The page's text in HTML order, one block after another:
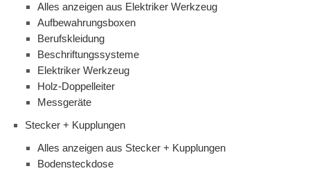
Alles anzeigen aus Elektriker Werkzeug
Aufbewahrungsboxen
Berufskleidung
Beschriftungssysteme
Elektriker Werkzeug
Holz-Doppelleiter
Messgeräte
Stecker + Kupplungen
Alles anzeigen aus Stecker + Kupplungen
Bodensteckdose